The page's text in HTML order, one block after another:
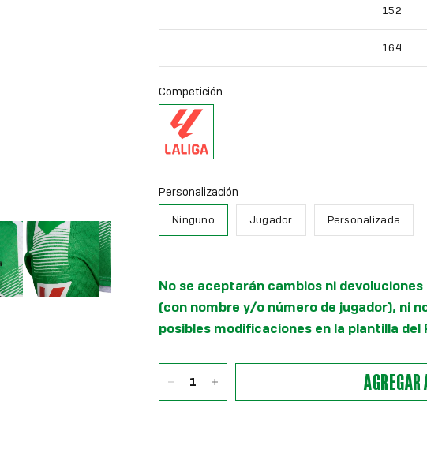
152
164
Competición
La
Liga
Personalización
Ninguno Jugador Personalizada
No se aceptarán cambios ni
(con nombre y/o número de jugador), ni
posibles modificaciones en la plantilla del